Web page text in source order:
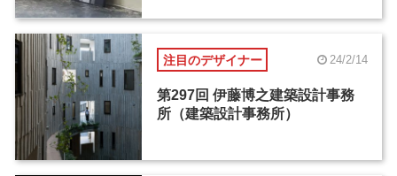
注目のデザイナー 24/2/14
第297回 伊藤博之建築設計事務
所（建築設計事務所）